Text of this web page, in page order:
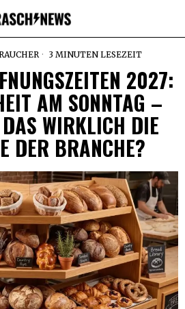
3 MINUTEN LESEZEIT
2027:
AM SONNTAG –
WIRKLICH DIE
DER BRANCHE?